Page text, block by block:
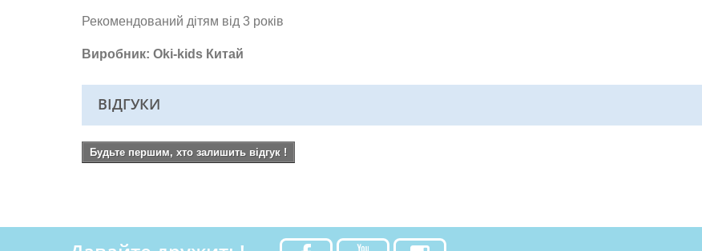
Рекомендований дітям від 3 років
Виробник: Oki-kids Китай
ВІДГУКИ
Будьте першим, хто залишить відгук !